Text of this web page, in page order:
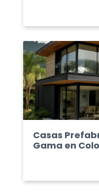
Casas
Gama en